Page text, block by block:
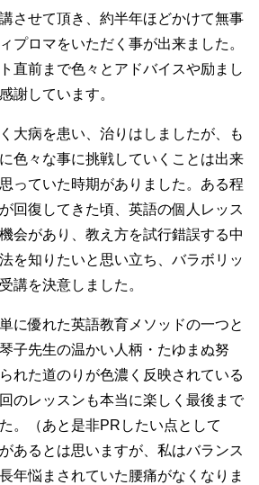
させて頂き、約半年ほどかけて無事
プロマをいただく事が出来ました。
直前まで色々とアドバイスや励まし
謝しています。
大病を患い、治りはしましたが、も
色々な事に挑戦していくことは出来
っていた時期がありました。ある程
回復してきた頃、英語の個人レッス
会があり、教え方を試行錯誤する中
を知りたいと思い立ち、バラボリッ
講を決意しました。
に優れた英語教育メソッドの一つと
子先生の温かい人柄・たゆまぬ努
れた道のりが色濃く反映されている
のレッスンも本当に楽しく最後まで
。（あと是非PRしたい点として
あるとは思いますが、私はバランス
年悩まされていた腰痛がなくなりま